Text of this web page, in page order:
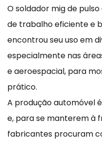
O soldador mig de
de trabalho eficiente e
encontrou seu uso em
especialmente nas
e aeroespacial, para
prático.
A produção automóvel
e, para se manterem à
fabricantes procuram